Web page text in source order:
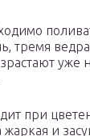
тремя
уже
при
жаркая и